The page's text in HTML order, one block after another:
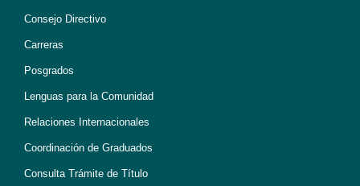
Consejo Directivo
Carreras
Posgrados
Lenguas para la Comunidad
Relaciones Internacionales
Coordinación de Graduados
Consulta Trámite de Título